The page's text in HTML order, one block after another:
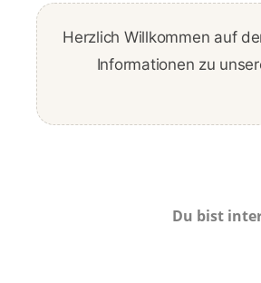
Herzlich Willkommen auf
Informationen zu
Du bist